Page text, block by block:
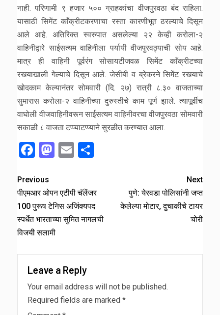
नाही. परिणामी ९ हजार ५०० ग्राहकांचा वीजपुरवठा बंद राहिला.
यासाठी सिमेंट काँक्रीटकरणाचा रस्ता कारणीभूत ठरल्याचे दिसून
आले आहे. अतिरिक्त स्वरुपात असलेल्या २२ केव्ही करोला-२
वाहिनीद्वारे साईसत्यम वाहिनीला पर्यायी वीजपुरवठ्याची सोय आहे.
मात्र ही वाहिनी पूर्वरंग सोसायटीजवळ सिमेंट काँक्रीटच्या
रस्त्याखाली गेल्याचे दिसून आले. जेसीबी व ब्रेकरने सिमेंट रस्त्याचे
खोदकाम केल्यानंतर सोमवारी (दि. २७) रात्री ८.३० वाजताच्या
सुमारास करोला-२ वाहिनीच्या दुरुस्तीचे काम पूर्ण झाले. त्यापूर्वीच
वाघोली वीजवाहिनीवरून साईसत्यम वाहिनीवरचा वीजपुरवठा सोमवारी
सकाळी ८ वाजता टप्प्याटप्प्याने सुरळीत करण्यात आला.
Facebook
Mastodon
Email
Previous
पीएमआर ओपन एटीपी चॅलेंजर
100 पुरूष टेनिस अजिंक्यपद
स्पर्धेत भारताच्या सुमित नागलची
विजयी सलामी
Next
पुणे: येरवडा पोलिसांनी जप्त
केलेल्या मोटार, दुचाकीचे टायर
चोरी
Leave a Reply
Your email address will not be published.
Required fields are marked *